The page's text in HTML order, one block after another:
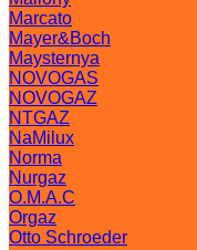
Marcato
Mayer&Boch
Maysternya
NOVOGAS
NOVOGAZ
NTGAZ
NaMilux
Norma
Nurgaz
O.M.A.C
Orgaz
Otto Schroeder